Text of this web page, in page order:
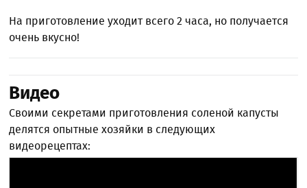
На приготовление уходит всего 2 часа, но получается
очень вкусно!
Видео
Своими секретами приготовления соленой капусты
делятся опытные хозяйки в следующих
видеорецептах: